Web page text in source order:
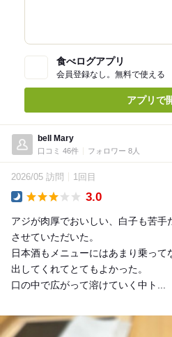
食べログアプリ
会員登録なし。無料で使える
アプリで
bell Mary
口コミ 46件 フォロワー 8人
2026/05 訪問 1回目
3.0
アジが肉厚でおいしい、白子も苦
させていただいた。
日本酒もメニューにはあまり乗っ
出してくれてとてもよかった。
口の中で広がって溶けていく中ト...